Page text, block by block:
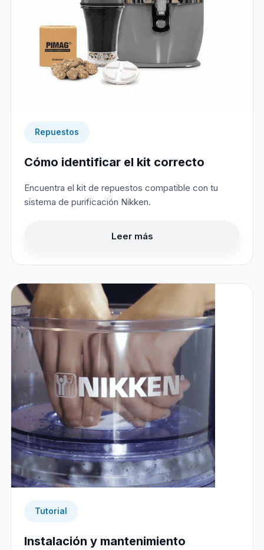
Repuestos
Cómo identificar el kit correcto
Encuentra el kit de repuestos compatible con tu
sistema de purificación Nikken.
Leer más
Tutorial
Instalación y mantenimiento